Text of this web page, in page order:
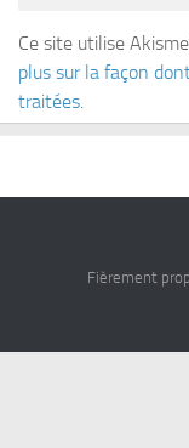
Ce site utilise
plus sur la façon
traitées
Fièrement